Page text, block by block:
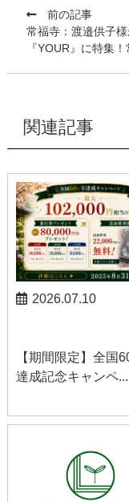
前の記事
常福寺：渡邉供子
『YOUR』に特集
関連記事
2026.07.10
【期間限定】全国
達成記念キャンペ...